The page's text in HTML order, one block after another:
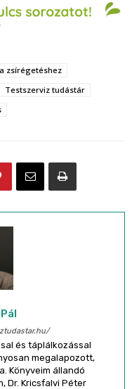
zsírégetéshez
Testszerviz tudástár
és táplálkozással
megalapozott,
Könyveim állandó
Dr. Kricsfalvi Péter